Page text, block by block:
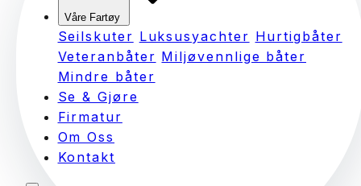
Våre Fartøy
Seilskuter Luksusyachter Hurtigbåter
Veteranbåter Miljøvennlige båter
Mindre båter
Se & Gjøre
Firmatur
Om Oss
Kontakt